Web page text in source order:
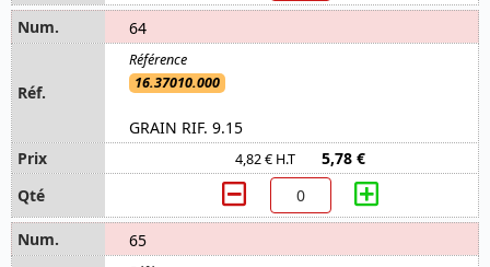
64
16.37010.000
GRAIN RIF. 9.15
4,82 € H.T 5,78 €
65